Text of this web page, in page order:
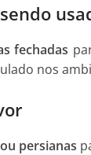
fechadas
nos
persianas